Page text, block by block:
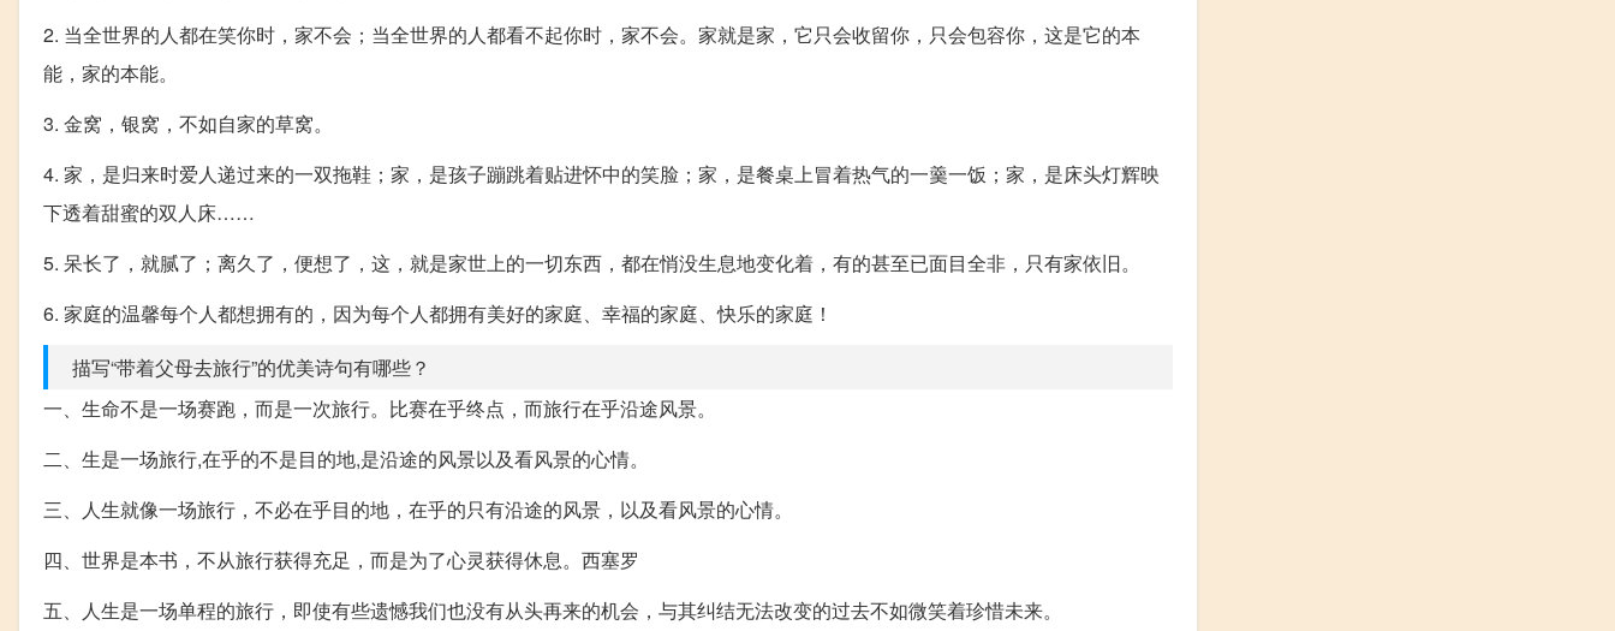
2. 当全世界的人都在笑你时，家不会；当全世界的人都看不起你时，家不会。家就是家，它只会收留你，只会包容你，这是它的本
能，家的本能。
3. 金窝，银窝，不如自家的草窝。
4. 家，是归来时爱人递过来的一双拖鞋；家，是孩子蹦跳着贴进怀中的笑脸；家，是餐桌上冒着热气的一羹一饭；家，是床头灯辉映
下透着甜蜜的双人床……
5. 呆长了，就腻了；离久了，便想了，这，就是家世上的一切东西，都在悄没生息地变化着，有的甚至已面目全非，只有家依旧。
6. 家庭的温馨每个人都想拥有的，因为每个人都拥有美好的家庭、幸福的家庭、快乐的家庭！
描写“带着父母去旅行”的优美诗句有哪些？
一、生命不是一场赛跑，而是一次旅行。比赛在乎终点，而旅行在乎沿途风景。
二、生是一场旅行,在乎的不是目的地,是沿途的风景以及看风景的心情。
三、人生就像一场旅行，不必在乎目的地，在乎的只有沿途的风景，以及看风景的心情。
四、世界是本书，不从旅行获得充足，而是为了心灵获得休息。西塞罗
五、人生是一场单程的旅行，即使有些遗憾我们也没有从头再来的机会，与其纠结无法改变的过去不如微笑着珍惜未来。